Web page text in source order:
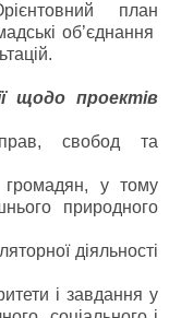
план
об’єднання
щодо проектів
прав, свобод та
громадян, у тому
природного
діяльності
і завдання у